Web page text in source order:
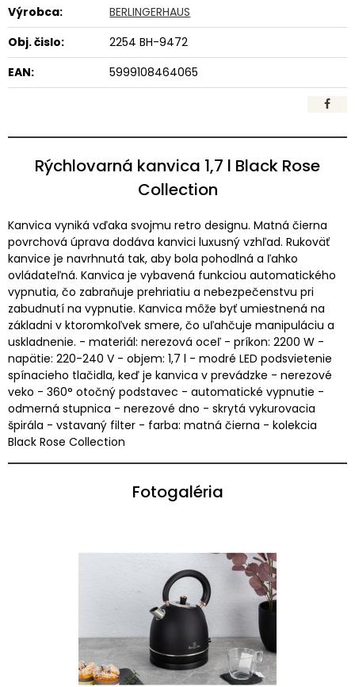
Výrobca:
BERLINGERHAUS
Obj. čislo:
2254 BH-9472
EAN:
5999108464065
Rýchlovarná kanvica 1,7 l Black Rose
Collection
Kanvica vyniká vďaka svojmu retro designu. Matná čierna
povrchová úprava dodáva kanvici luxusný vzhľad. Rukoväť
kanvice je navrhnutá tak, aby bola pohodlná a ľahko
ovládateľná. Kanvica je vybavená funkciou automatického
vypnutia, čo zabraňuje prehriatiu a nebezpečenstvu pri
zabudnutí na vypnutie. Kanvica môže byť umiestnená na
základni v ktoromkoľvek smere, čo uľahčuje manipuláciu a
uskladnenie. - materiál: nerezová oceľ - príkon: 2200 W -
napätie: 220-240 V - objem: 1,7 l - modré LED podsvietenie
spínacieho tlačidla, keď je kanvica v prevádzke - nerezové
veko - 360° otočný podstavec - automatické vypnutie -
odmerná stupnica - nerezové dno - skrytá vykurovacia
špirála - vstavaný filter - farba: matná čierna - kolekcia
Black Rose Collection
Fotogaléria